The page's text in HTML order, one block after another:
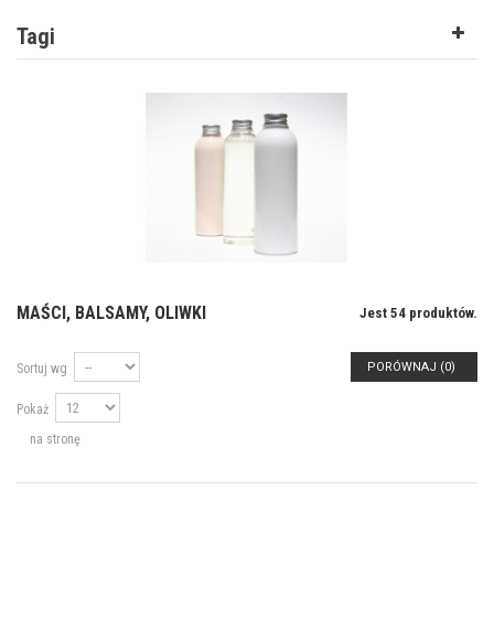
Tagi
MAŚCI, BALSAMY, OLIWKI Jest 54 produktów.
PORÓWNAJ (0)
Sortuj wg
Pokaż
na stronę